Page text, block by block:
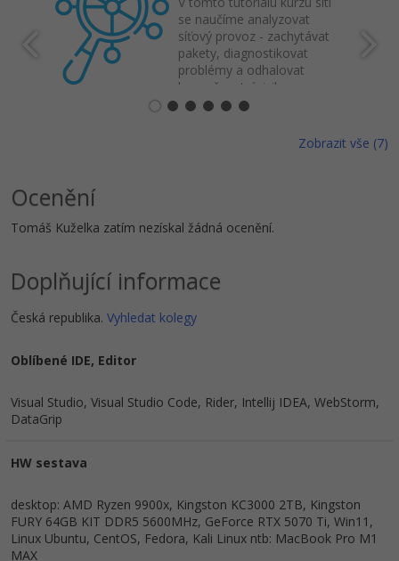
se naučíme analyzovat
síťový provoz - zachytávat
pakety, diagnostikovat
problémy a odhalovat
bezpečnostní rizika.
Zobrazit vše (7)
Ocenění
Tomáš Kuželka zatím nezískal žádná ocenění.
Doplňující informace
Česká republika. Vyhledat kolegy
Oblíbené IDE, Editor
Visual Studio, Visual Studio Code, Rider, Intellij IDEA, WebStorm,
DataGrip
HW sestava
desktop: AMD Ryzen 9900x, Kingston KC3000 2TB, Kingston
FURY 64GB KIT DDR5 5600MHz, GeForce RTX 5070 Ti, Win11,
Linux Ubuntu, CentOS, Fedora, Kali Linux ntb: MacBook Pro M1
MAX